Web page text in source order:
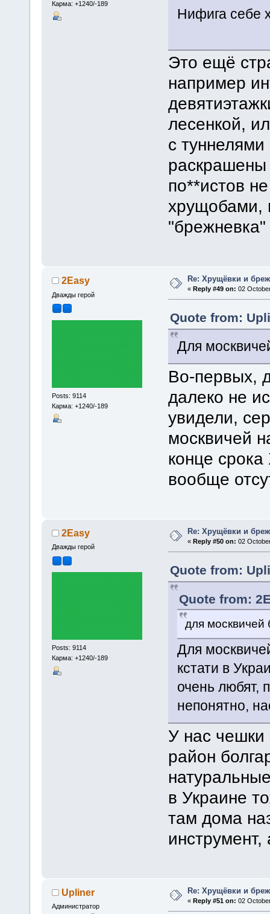
Карма: +1240/-189
Нифига себе
Это ещё
например
лесенкой,
с
по**истов
хрущобами,
"брежневка"
2Easy
Дважды герой
Posts: 9114
Карма: +1240/-189
Re: Хрущёвки и
« Reply #49 on: 02
Quote from:
Для
Во-первых,
далеко не
увидели,
москвичей
конце
вообще
2Easy
Дважды герой
Posts: 9114
Карма: +1240/-189
Re: Хрущёвки и
«Reply #50 on: 02
Quote from:
Quote from:
для москвичей
Для
кстати в
очень любят,
непонятно,
У нас чешки
район
в Украине
там дома
Upliner
Администратор
Re: Хрущёвки и
«Reply #51 on: 02